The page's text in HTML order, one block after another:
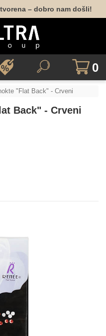
– dobro nam došli!
0
"Flat Back" - Crveni
Back" - Crveni